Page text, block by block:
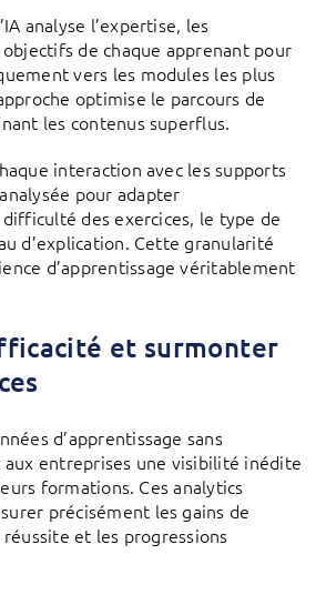
analyse l’expertise, les
de chaque apprenant pour
vers les modules les plus
optimise le parcours de
les contenus superflus.
interaction avec les supports
pour adapter
des exercices, le type de
d’explication. Cette granularité
d’apprentissage véritablement
et surmonter
d’apprentissage sans
entreprises une visibilité inédite
formations. Ces analytics
précisément les gains de
et les progressions